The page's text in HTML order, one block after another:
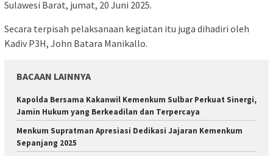
Sulawesi Barat, jumat, 20 Juni 2025.
Secara terpisah pelaksanaan kegiatan itu juga dihadiri oleh
Kadiv P3H, John Batara Manikallo.
BACAAN LAINNYA
Kapolda Bersama Kakanwil Kemenkum Sulbar Perkuat Sinergi,
Jamin Hukum yang Berkeadilan dan Terpercaya
Menkum Supratman Apresiasi Dedikasi Jajaran Kemenkum
Sepanjang 2025